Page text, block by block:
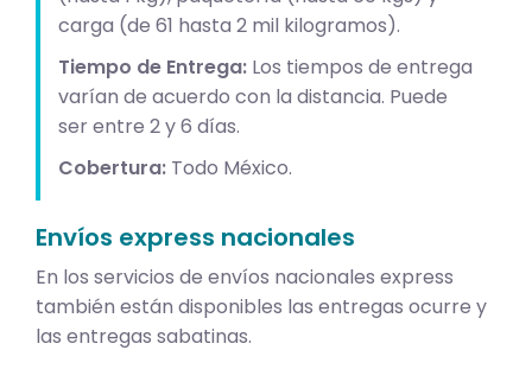
carga (de 61 hasta 2 mil kilogramos).
Tiempo de Entrega: Los tiempos de entrega
varían de acuerdo con la distancia. Puede
ser entre 2 y 6 días.
Cobertura: Todo México.
Envíos express nacionales
En los servicios de envíos nacionales express
también están disponibles las entregas ocurre y
las entregas sabatinas.